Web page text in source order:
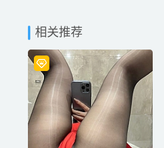
相关推荐